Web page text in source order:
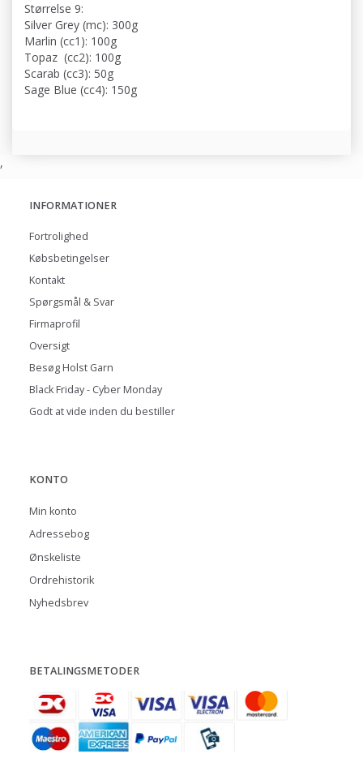
Størrelse 9:
Silver Grey (mc): 300g
Marlin (cc1): 100g
Topaz (cc2): 100g
Scarab (cc3): 50g
Sage Blue (cc4): 150g
,
INFORMATIONER
Fortrolighed
Købsbetingelser
Kontakt
Spørgsmål & Svar
Firmaprofil
Oversigt
Besøg Holst Garn
Black Friday - Cyber Monday
Godt at vide inden du bestiller
KONTO
Min konto
Adressebog
Ønskeliste
Ordrehistorik
Nyhedsbrev
BETALINGSMETODER